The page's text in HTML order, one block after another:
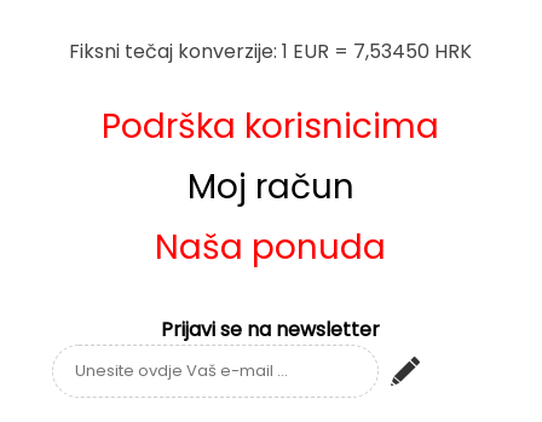
Fiksni tečaj konverzije: 1 EUR = 7,53450 HRK
Podrška korisnicima
Moj račun
Naša ponuda
Prijavi se na newsletter